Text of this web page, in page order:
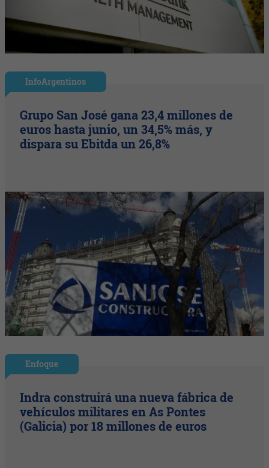
InfoArgentinos
Grupo San José gana 23,4 millones de
euros hasta junio, un 34,5% más, y
dispara su Ebitda un 26,8%
Enfoque
Indra construirá una nueva fábrica de
vehículos militares en As Pontes
(Galicia) por 18 millones de euros